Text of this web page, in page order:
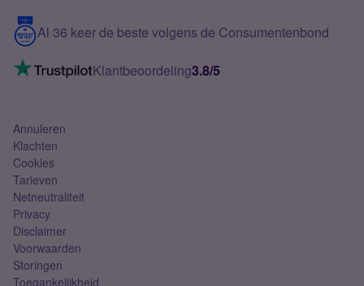
5G internet
Mobiel internet
Mobiel abonnement
Contact
VoLTE 4G bellen
Al 36 keer de beste volgens de Consumentenbond
Klantbeoordeling3.8/5
Annuleren
Klachten
Cookies
Tarieven
Netneutraliteit
Privacy
Disclaimer
Voorwaarden
Storingen
Toegankelijkheid